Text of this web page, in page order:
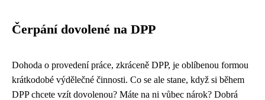
Čerpání dovolené na DPP
Dohoda o provedení práce, zkráceně DPP, je oblíbenou formou
krátkodobé výdělečné činnosti. Co se ale stane, když si během
DPP chcete vzít dovolenou? Máte na ni vůbec nárok? Dobrá